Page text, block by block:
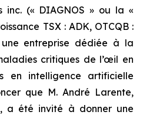
inc. (« DIAGNOS » ou la «
TSX : ADK, OTCQB :
une entreprise dédiée à la
critiques de l’œil en
en intelligence artificielle
que M. André Larente,
a été invité à donner une